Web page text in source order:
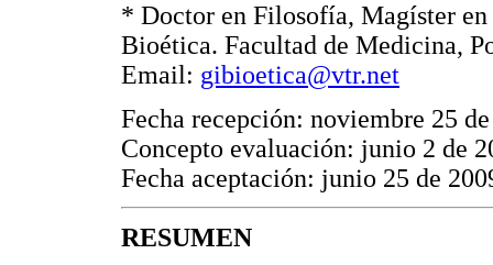
* Doctor en Filosofía, Magíster
Bioética. Facultad de Medicina,
Email: gibioetica@vtr.net
Fecha recepción: noviembre 25
Concepto evaluación: junio 2 de
Fecha aceptación: junio 25 de
RESUMEN